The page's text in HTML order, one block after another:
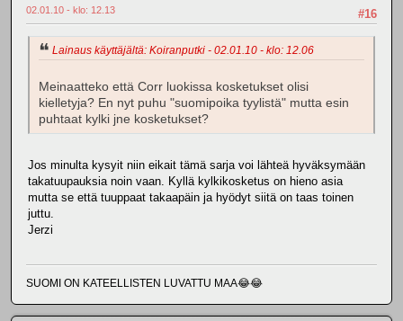
#16
02.01.10 - klo: 12.13
Lainaus käyttäjältä: Koiranputki - 02.01.10 - klo: 12.06
Meinaatteko että Corr luokissa kosketukset olisi
kielletyja? En nyt puhu "suomipoika tyylistä" mutta esin
puhtaat kylki jne kosketukset?
Jos minulta kysyit niin eikait tämä sarja voi lähteä hyväksymään
takatuupauksia noin vaan. Kyllä kylkikosketus on hieno asia
mutta se että tuuppaat takaapäin ja hyödyt siitä on taas toinen
juttu.
Jerzi
SUOMI ON KATEELLISTEN LUVATTU MAA😂😂